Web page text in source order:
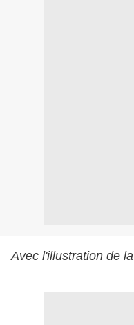
Avec l'illustration de